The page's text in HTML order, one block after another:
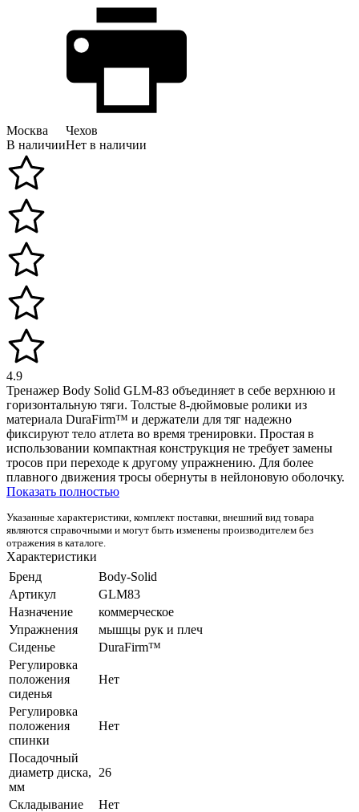
Москва
В наличии
Чехов
Нет в наличии
4.9
Тренажер Body Solid GLM-83 объединяет в себе верхнюю и
горизонтальную тяги. Толстые 8-дюймовые ролики из
материала DuraFirm™ и держатели для тяг надежно
фиксируют тело атлета во время тренировки. Простая в
использовании компактная конструкция не требует замены
тросов при переходе к другому упражнению. Для более
плавного движения тросы обернуты в нейлоновую оболочку.
Показать полностью
Указанные характеристики, комплект поставки, внешний вид товара
являются справочными и могут быть изменены производителем без
отражения в каталоге.
Характеристики
Бренд
Body-Solid
Артикул
GLM83
Назначение
коммерческое
Упражнения
мышцы рук и плеч
Сиденье
DuraFirm™
Регулировка
положения
сиденья
Нет
Регулировка
положения
спинки
Нет
Посадочный
диаметр диска,
мм
26
Складывание
Нет